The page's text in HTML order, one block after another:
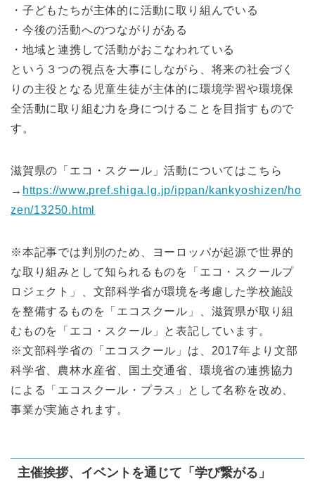
・子どもたちが主体的に活動に取り組んでいる
・今後の活動へのつながりがある
・地域と連携して活動がおこなわれている
という３つの視点を大事にしながら、将来の社会づく
りの主役となる児童生徒が主体的に環境学習や環境保
全活動に取り組む力を身につけることを目指すもので
す。
滋賀県の「エコ・スクール」活動についてはこちら
→ https://www.pref.shiga.lg.jp/ippan/kankyoshizen/ho
zen/13250.html
※本記事では判別のため、ヨーロッパが起源で世界的
な取り組みとして知られるものを「エコ・スクールプ
ロジェクト」、文部科学省が環境を考慮した学校施設
を整備するものを「エコスクール」、滋賀県が取り組
むものを「エコ・スクール」と表記しています。
※文部科学省の「エコスクール」は、2017年より文部
科学省、農林水産省、国土交通省、環境省の連携協力
による「エコスクール・プラス」として名称を改め、
事業が実施されます。
主催挨拶、イベントを通じて「学び繋がる」